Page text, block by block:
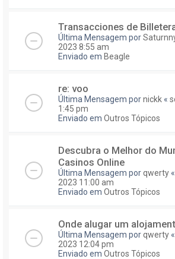
Transacciones de
Última Mensagem por
2023 8:55 am
Enviado em Beagle
re: voo
Última Mensagem pornickk «
1:45 pm
Enviado em Outros Tópicos
Descubra o Melhor do
Casinos Online
Última Mensagem porqwerty «
2023 11:00 am
Enviado em Outros Tópicos
Onde alugar um
Última Mensagem porqwerty «
2023 12:04 pm
Enviado em Outros Tópicos